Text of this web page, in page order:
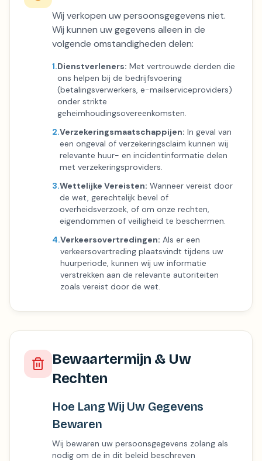
Wij verkopen uw persoonsgegevens niet.
Wij kunnen uw gegevens alleen in de
volgende omstandigheden delen:
1.Dienstverleners: Met vertrouwde derden die
ons helpen bij de bedrijfsvoering
(betalingsverwerkers, e-mailserviceproviders)
onder strikte
geheimhoudingsovereenkomsten.
2.Verzekeringsmaatschappijen: In geval van
een ongeval of verzekeringsclaim kunnen wij
relevante huur- en incidentinformatie delen
met verzekeringsproviders.
3.Wettelijke Vereisten: Wanneer vereist door
de wet, gerechtelijk bevel of
overheidsverzoek, of om onze rechten,
eigendommen of veiligheid te beschermen.
4.Verkeersovertredingen: Als er een
verkeersovertreding plaatsvindt tijdens uw
huurperiode, kunnen wij uw informatie
verstrekken aan de relevante autoriteiten
zoals vereist door de wet.
Bewaartermijn & Uw
Rechten
Hoe Lang Wij Uw Gegevens
Bewaren
Wij bewaren uw persoonsgegevens zolang als
nodig om de in dit beleid beschreven